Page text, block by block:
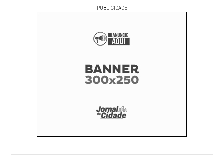
PUBLICIDADE